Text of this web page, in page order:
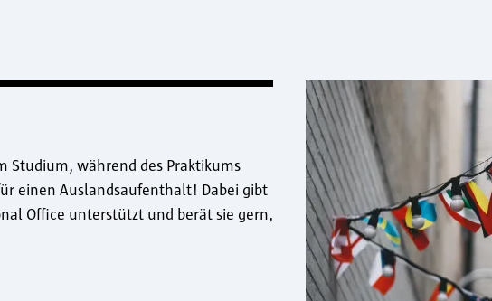
Studium, während des Praktikums
einen Auslandsaufenthalt! Dabei gibt
Office unterstützt und berät sie gern,